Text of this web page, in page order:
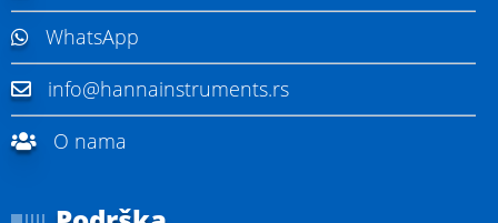
WhatsApp
info@hannainstruments.rs
O nama